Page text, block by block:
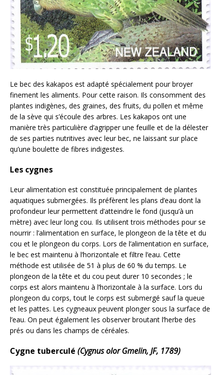
Le bec des kakapos est adapté spécialement pour broyer
finement les aliments. Pour cette raison. Ils consomment des
plantes indigènes, des graines, des fruits, du pollen et même
de la sève qui s’écoule des arbres. Les kakapos ont une
manière très particulière d’agripper une feuille et de la délester
de ses parties nutritives avec leur bec, ne laissant sur place
qu’une boulette de fibres indigestes.
Les cygnes
Leur alimentation est constituée principalement de plantes
aquatiques submergées. Ils préfèrent les plans d’eau dont la
profondeur leur permettent d’atteindre le fond (jusqu’à un
mètre) avec leur long cou. Ils utilisent trois méthodes pour se
nourrir : l’alimentation en surface, le plongeon de la tête et du
cou et le plongeon du corps. Lors de l’alimentation en surface,
le bec est maintenu à l’horizontale et filtre l’eau. Cette
méthode est utilisée de 51 à plus de 60 % du temps. Le
plongeon de la tête et du cou peut durer 10 secondes ; le
corps est alors maintenu à l’horizontale à la surface. Lors du
plongeon du corps, tout le corps est submergé sauf la queue
et les pattes. Les cygneaux peuvent plonger sous la surface de
l’eau. On peut également les observer broutant l’herbe des
prés ou dans les champs de céréales.
Cygne tuberculé (Cygnus olor Gmelin, JF, 1789)